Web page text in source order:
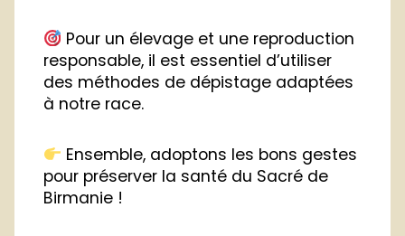
Pour un élevage et une reproduction
responsable, il est essentiel d’utiliser
des méthodes de dépistage adaptées
à notre race.
Ensemble, adoptons les bons gestes
pour préserver la santé du Sacré de
Birmanie !